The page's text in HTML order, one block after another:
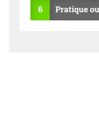
6 Pratique ou